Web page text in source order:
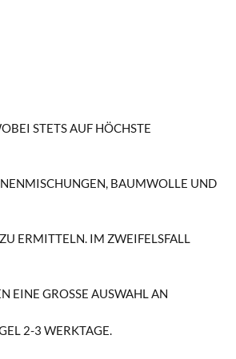
STETS AUF HÖCHSTE
BAUMWOLLE UND
IM ZWEIFELSFALL BER
GROSSE AUSWAHL AN M
2-3 WERKTAGE.